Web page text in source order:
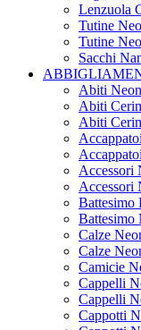
Lenzuola
Tutine
Tutine
Sacchi
Abiti
Abiti
Abiti
Accessori
Accessori
Battesimo
Battesimo
Calze
Calze
Camicie
Cappelli
Cappelli
Cappotti